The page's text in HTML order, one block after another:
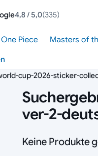
4,8 / 5,0(335)
One Piece Masters of
cup-2026-sticker-
ver-2-
Keine Produkte